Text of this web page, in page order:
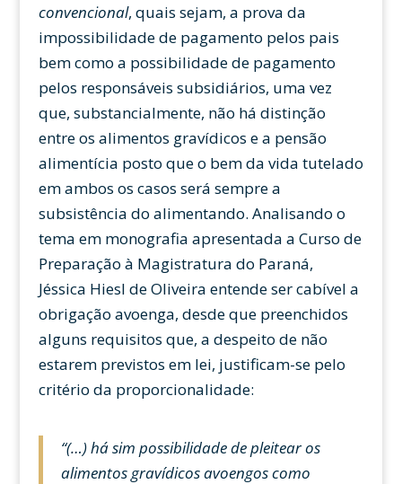
convencional, quais sejam, a prova da
impossibilidade de pagamento pelos pais
bem como a possibilidade de pagamento
pelos responsáveis subsidiários, uma vez
que, substancialmente, não há distinção
entre os alimentos gravídicos e a pensão
alimentícia posto que o bem da vida tutelado
em ambos os casos será sempre a
subsistência do alimentando. Analisando o
tema em monografia apresentada a Curso de
Preparação à Magistratura do Paraná,
Jéssica Hiesl de Oliveira entende ser cabível a
obrigação avoenga, desde que preenchidos
alguns requisitos que, a despeito de não
estarem previstos em lei, justificam-se pelo
critério da proporcionalidade:
“(…) há sim possibilidade de pleitear os
alimentos gravídicos avoengos como